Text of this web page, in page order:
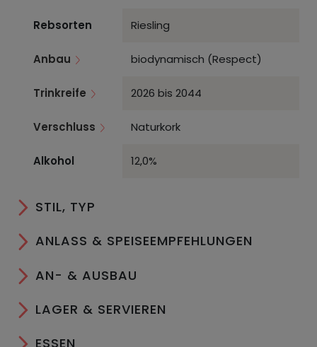
Rebsorten Riesling
Anbau biodynamisch (Respect)
Trinkreife 2026 bis 2044
Verschluss Naturkork
Alkohol 12,0%
STIL, TYP
ANLASS & SPEISEEMPFEHLUNGEN
AN- & AUSBAU
LAGER & SERVIEREN
ESSEN